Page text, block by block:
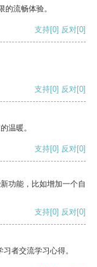
流畅体验。
支持[0] 反对[0]
支持[0] 反对[0]
温暖。
支持[0] 反对[0]
功能，比如增加一个自
支持[0] 反对[0]
者交流学习心得。